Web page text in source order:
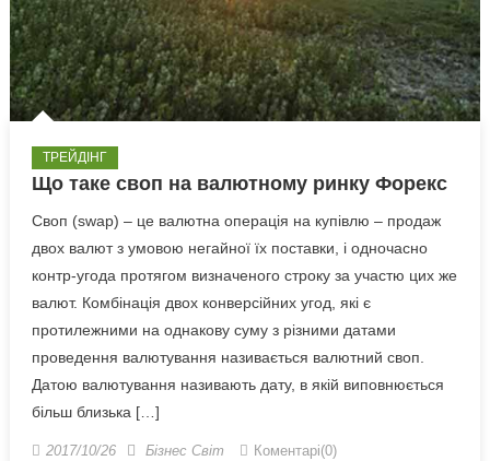
ТРЕЙДІНГ
Що таке своп на валютному ринку Форекс
Своп (swap) – це валютна операція на купівлю – продаж
двох валют з умовою негайної їх поставки, і одночасно
контр-угода протягом визначеного строку за участю цих же
валют. Комбінація двох конверсійних угод, які є
протилежними на однакову суму з різними датами
проведення валютування називається валютний своп.
Датою валютування називають дату, в якій виповнюється
більш близька […]
2017/10/26 Бізнес Світ Коментарі(0)